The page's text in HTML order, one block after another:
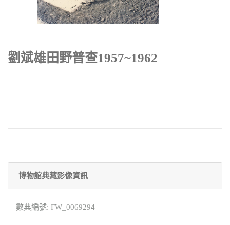
劉斌雄田野普查1957~1962
博物館典藏影像資訊
數典編號: FW_0069294